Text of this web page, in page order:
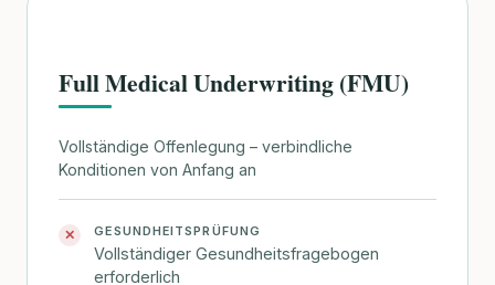
Full Medical Underwriting (FMU)
Vollständige Offenlegung – verbindliche
Konditionen von Anfang an
✕ GESUNDHEITSPRÜFUNG
Vollständiger Gesundheitsfragebogen
erforderlich